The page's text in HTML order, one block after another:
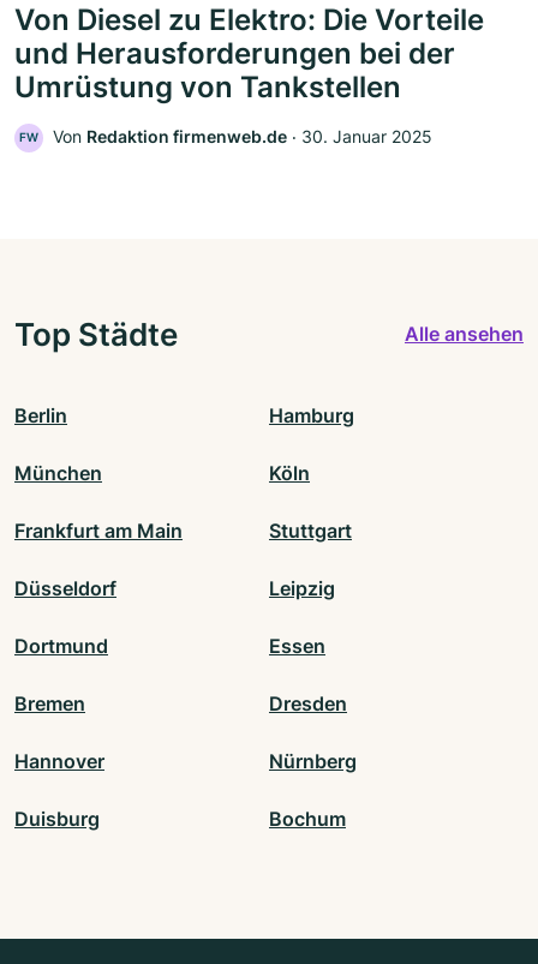
Von Diesel zu Elektro: Die Vorteile
und Herausforderungen bei der
Umrüstung von Tankstellen
FW Von Redaktion firmenweb.de ‧ 30. Januar 2025
Top Städte Alle ansehen
Berlin Hamburg
München Köln
Frankfurt am Main Stuttgart
Düsseldorf Leipzig
Dortmund Essen
Bremen Dresden
Hannover Nürnberg
Duisburg Bochum